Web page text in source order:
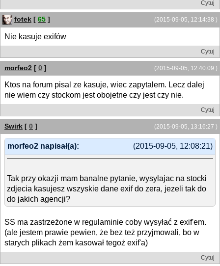
Cytuj
(2015-09-05, 12:14:38 )
fotek [ 65 ]
Nie kasuje exifów
Cytuj
(2015-09-05, 12:40:09 )
morfeo2 [ 0 ]
Ktos na forum pisal ze kasuje, wiec zapytalem. Lecz dalej
nie wiem czy stockom jest obojetne czy jest czy nie.
Cytuj
(2015-09-05, 13:16:27 )
Swirk [ 0 ]
(2015-09-05, 12:08:21)
morfeo2 napisał(a):
Tak przy okazji mam banalne pytanie, wysylajac na stocki
zdjecia kasujesz wszyskie dane exif do zera, jezeli tak do
do jakich agencji?
SS ma zastrzeżone w regulaminie coby wysyłać z exif'em.
(ale jestem prawie pewien, że bez też przyjmowali, bo w
starych plikach żem kasował tegoż exif'a)
Cytuj